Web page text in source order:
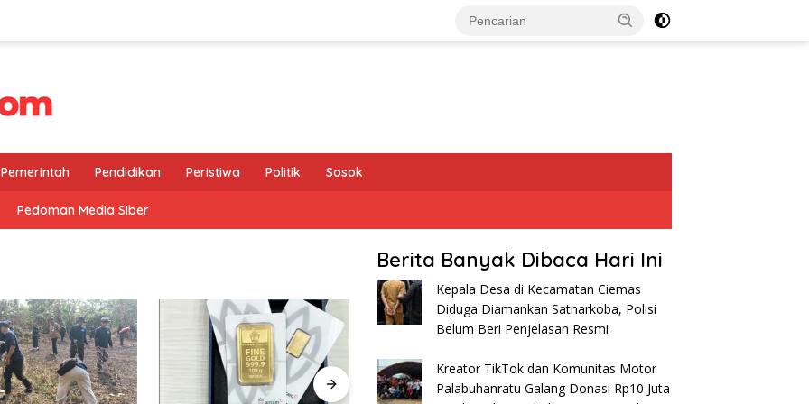
Pemerintah Pendidikan Peristiwa Politik Sosok
Pedoman Media Siber
Berita Banyak Dibaca Hari Ini
Kepala Desa di Kecamatan Ciemas
Diduga Diamankan Satnarkoba, Polisi
Belum Beri Penjelasan Resmi
Kreator TikTok dan Komunitas Motor
Palabuhanratu Galang Donasi Rp10 Juta